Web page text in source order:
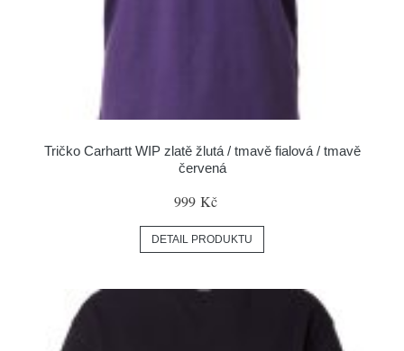
Tričko Carhartt WIP zlatě žlutá / tmavě fialová / tmavě
červená
999 Kč
DETAIL PRODUKTU